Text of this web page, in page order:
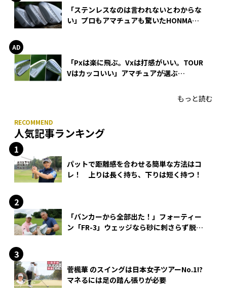
「ステンレスなのは言われないとわからな
い」プロもアマチュアも驚いたHONMA
「Pxは楽に飛ぶ。Vxは打感がいい。TOUR
Vはカッコいい」アマチュアが選ぶ
もっと読む
人気記事ランキング
パットで距離感を合わせる簡単な方法はコ
レ！ 上りは長く持ち、下りは短く持つ！
「バンカーから全部出た！」フォーティー
ン「FR-3」ウェッジなら砂に刺さらず脱出
菅楓華 のスイングは日本女子ツアーNo.1!?
マネるには足の踏ん張りが必要